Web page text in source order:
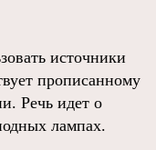
источники
прописанному
Речь идет о
лампах.